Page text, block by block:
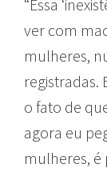
“Essa
ver com
mulheres,
registradas.
o fato de
agora eu
mulheres, é